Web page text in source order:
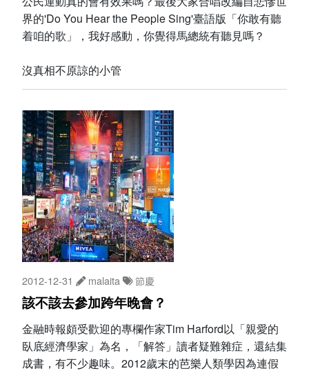
界的'Do You Hear the People Sing'臺語版「你敢有聽
着咱的歌」，我好感動，你覺得馬總統有聽見嗎？
沒真相不原諒的小管
2012-12-31 malaita 節慶
該不該去參加跨年晚會？
金融時報頗受歡迎的專欄作家Tim Harford以「親愛的
臥底經濟學家」為名，「解答」讀者疑難雜症，還結集
成書，有不少趣味。2012歲末的芭樂人類學因為連假